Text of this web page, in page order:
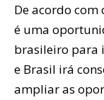
De acordo
é uma
brasileiro para
e Brasil irá
ampliar as